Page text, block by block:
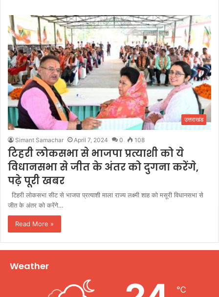
उत्तराखंड
Simant Samachar April 7, 2024 0 108
टिहरी लोकसभा से भाजपा प्रत्याशी को ये
विधानसभा से जीत के अंतर को दुगना करेंगे,
पढ़े पूरी खबर
टिहरी लोकसभा सीट से भाजपा प्रत्याशी माला राज्य लक्ष्मी शाह को मसूरी विधानसभा से
जीत के अंतर को करेंगे…
Read More »
Weather
℃